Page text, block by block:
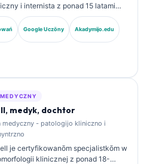
i internista z ponad 15 latami
w medycynie laboratoryjnej i analizie
AI. Jako Chief Medical Officer
nadzór kliniczny nad
zastrzeżonej sieci
opublikował prace na temat
i diagnostyki
Google Uczōny Akadymijo.edu
medyk, dochtor
medyczny - patologijo kliniczno i
je certyfikowanōm specjalistkōm w
klinicznej z ponad 18-